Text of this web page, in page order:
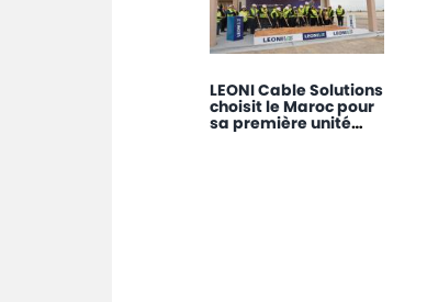
LEONI Cable Solutions
choisit le Maroc pour
sa première unité